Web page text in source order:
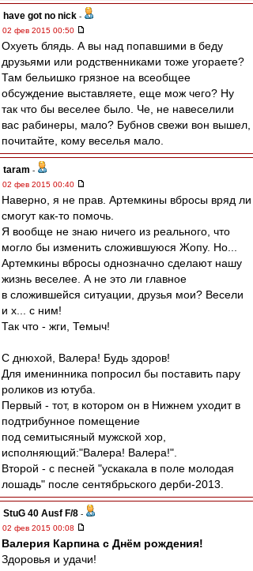
have got no nick -
02 фев 2015 00:50
Охуеть блядь. А вы над попавшими в беду
друзьями или родственниками тоже угораете?
Там бельишко грязное на всеобщее
обсуждение выставляете, еще мож чего? Ну
так что бы веселее было. Че, не навеселили
вас рабинеры, мало? Бубнов свежи вон вышел,
почитайте, кому веселья мало.
taram -
02 фев 2015 00:40
Наверно, я не прав. Артемкины вбросы вряд ли
смогут как-то помочь.
Я вообще не знаю ничего из реального, что
могло бы изменить сложившуюся Жопу. Но...
Артемкины вбросы однозначно сделают нашу
жизнь веселее. А не это ли главное
в сложившейся ситуации, друзья мои? Весели
и х... с ним!
Так что - жги, Темыч!
С днюхой, Валера! Будь здоров!
Для именинника попросил бы поставить пару
роликов из ютуба.
Первый - тот, в котором он в Нижнем уходит в
подтрибунное помещение
под семитысяный мужской хор,
исполняющий:"Валера! Валера!".
Второй - с песней "ускакала в поле молодая
лошадь" после сентябрьского дерби-2013.
StuG 40 Ausf F/8 -
02 фев 2015 00:08
Валерия Карпина с Днём рождения!
Здоровья и удачи!